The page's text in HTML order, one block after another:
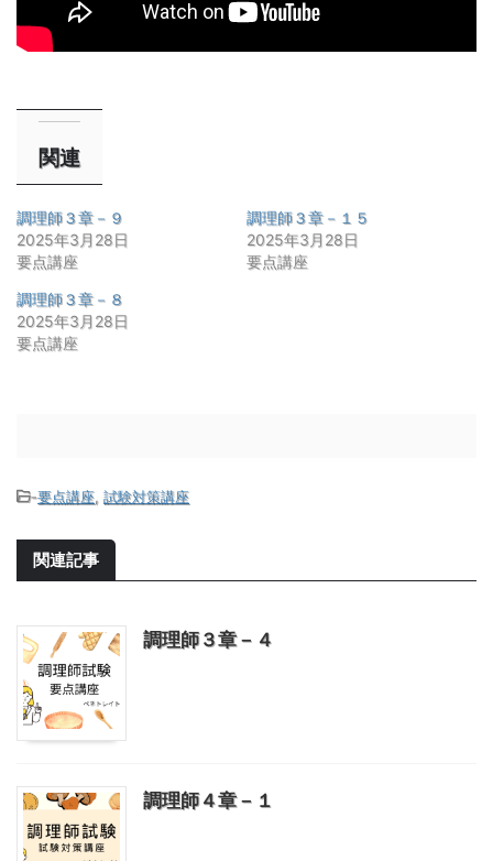
関連
調理師３章－９
2025年3月28日
要点講座
調理師３章－１５
2025年3月28日
要点講座
調理師３章－８
2025年3月28日
要点講座
-要点講座 試験対策講座
関連記事
調理師３章－４
調理師４章－１